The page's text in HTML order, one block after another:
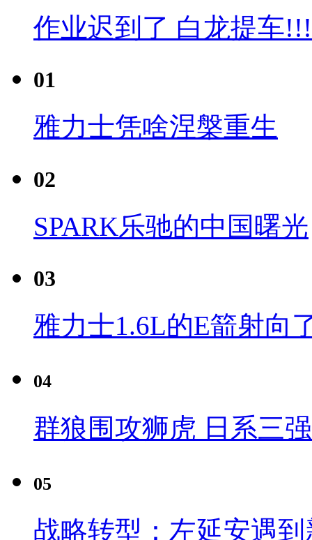
作业迟到了 白龙提车
01
雅力士凭啥涅槃重生
02
SPARK乐驰的中国曙光
03
雅力士1.6L的E箭射向
04
群狼围攻狮虎 日系三
05
战略转型：左延安遇